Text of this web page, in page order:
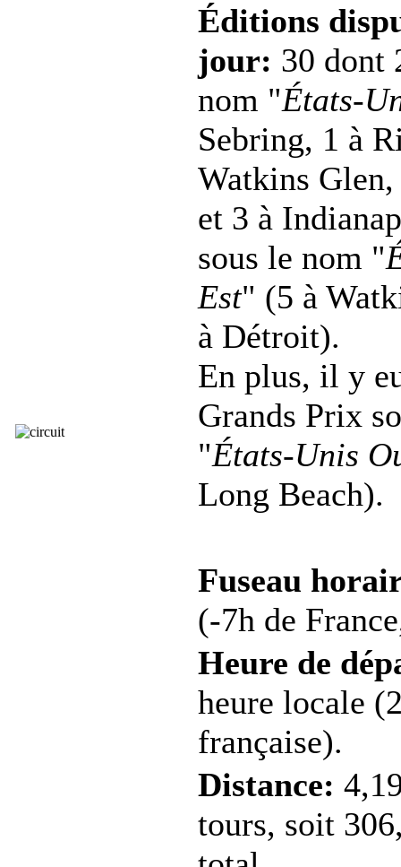
Éditions
jour: 30 dont
nom "États-
Sebring, 1 à
Watkins
et 3 à
sous le nom "
Est" (5 à
à Détroit).
En plus, il y
Grands Prix
"États-Unis
Long Beach).
Fuseau
(-7h de
Heure de
heure locale
française).
Distance:
tours, soit